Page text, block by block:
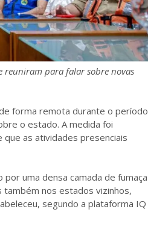
reuniram para falar sobre novas
forma remota durante o período
o estado. A medida foi
as atividades presenciais
uma densa camada de fumaça
também nos estados vizinhos,
segundo a plataforma IQ